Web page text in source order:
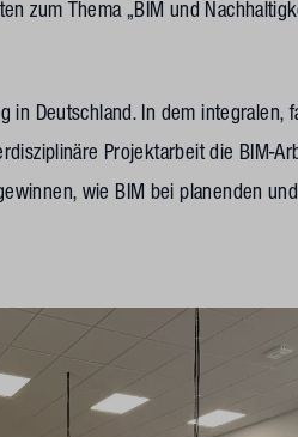
zum Thema „BIM und
in Deutschland. In dem integralen,
Projektarbeit die BIM-
wie BIM bei planenden